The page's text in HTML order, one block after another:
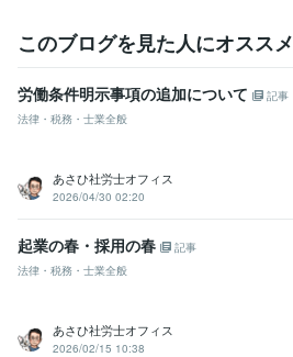
社会福祉士 取得年 : 2002年
その他ツール
就業規則の作成:11年
得意分野
コンサルティング・士業
書など、雇用関係書類の作成
書類・契約書作成 人事・労務
ビジネス代行
雇用契約書
このブログを見た人にオススメ
労働条件明示事項の追加について
記事
法律・税務・士業全般
あさひ社労士オフィス
2026/04/30 02:20
起業の春・採用の春
記事
法律・税務・士業全般
あさひ社労士オフィス
2026/02/15 10:38